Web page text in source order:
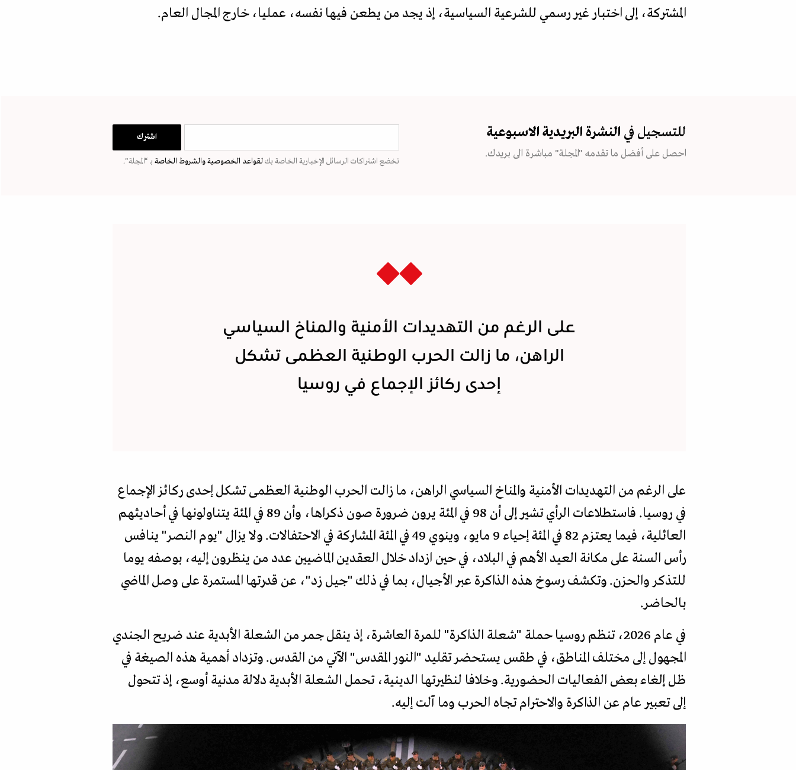
المشتركة، إلى اختبار غير رسمي للشرعية السياسية، إذ يجد من يطعن فيها نفسه، عمليا، خارج المجال العام.
للتسجيل في النشرة البريدية الاسبوعية
احصل على أفضل ما تقدمه "المجلة" مباشرة الى بريدك.
تخضع اشتراكات الرسائل الإخبارية الخاصة بكلقواعد الخصوصيةوالشروط الخاصة بـ “المجلة".
على الرغم من التهديدات الأمنية والمناخ السياسي
الراهن، ما زالت الحرب الوطنية العظمى تشكل
إحدى ركائز الإجماع في روسيا
على الرغم من التهديدات الأمنية والمناخ السياسي الراهن، ما زالت الحرب الوطنية العظمى تشكل إحدى ركائز الإجماع
في روسيا. فاستطلاعات الرأي تشير إلى أن 98 في المئة يرون ضرورة صون ذكراها، وأن 89 في المئة يتناولونها في أحاديثهم
العائلية، فيما يعتزم 82 في المئة إحياء 9 مايو، وينوي 49 في المئة المشاركة في الاحتفالات. ولا يزال "يوم النصر" ينافس
رأس السنة على مكانة العيد الأهم في البلاد، في حين ازداد خلال العقدين الماضيين عدد من ينظرون إليه، بوصفه يوما
للتذكر والحزن. وتكشف رسوخ هذه الذاكرة عبر الأجيال، بما في ذلك "جيل زد"، عن قدرتها المستمرة على وصل الماضي
بالحاضر.
في عام 2026، تنظم روسيا حملة "شعلة الذاكرة" للمرة العاشرة، إذ ينقل جمر من الشعلة الأبدية عند ضريح الجندي
المجهول إلى مختلف المناطق، في طقس يستحضر تقليد "النور المقدس" الآتي من القدس. وتزداد أهمية هذه الصيغة في
ظل إلغاء بعض الفعاليات الحضورية. وخلافا لنظيرتها الدينية، تحمل الشعلة الأبدية دلالة مدنية أوسع، إذ تتحول
إلى تعبير عام عن الذاكرة والاحترام تجاه الحرب وما آلت إليه.